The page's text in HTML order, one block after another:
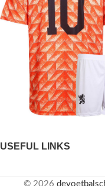
USEFUL LINKS
© 2026